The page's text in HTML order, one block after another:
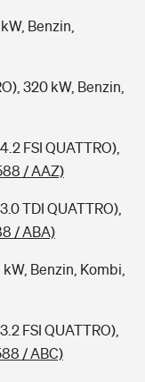
Benzin,
320 kW, Benzin,
FSI QUATTRO),
/ AAZ)
TDI QUATTRO),
/ ABA)
Benzin, Kombi,
FSI QUATTRO),
/ ABC)